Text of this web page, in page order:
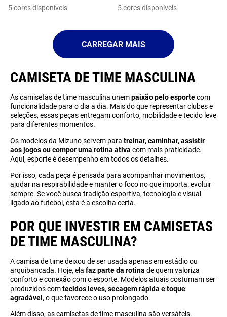
5cores disponíveis
5 cores disponíveis
CAMISETA DE TIME MASCULINA
As camisetas de time masculina unempaixão pelo esportecom
funcionalidade para o dia a dia. Mais do que representar clubes e
seleções, essas peças entregam conforto, mobilidade e tecido leve
para diferentes momentos.
Os modelos da Mizuno servem para treinar, caminhar, assistir
aos jogos ou compor uma rotina ativa com mais praticidade.
Aqui, esporte é desempenho em todos os detalhes.
Por isso, cada peça é pensada para acompanhar movimentos,
ajudar na respirabilidade e manter o foco no que importa: evoluir
sempre. Se você busca tradição esportiva, tecnologia e visual
ligado ao futebol, esta é a escolha certa.
POR QUE INVESTIR EM CAMISETAS
DE TIME MASCULINA?
A camisa de time deixou de ser usada apenas em estádio ou
arquibancada. Hoje, ela faz parte da rotina de quem valoriza
conforto e conexão com o esporte. Modelos atuais costumam ser
produzidos comtecidos leves,secagem rápida e toque
agradável , o que favorece o uso prolongado.
Além disso, as camisetas de time masculina são versáteis.